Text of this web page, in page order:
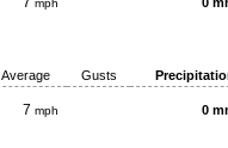
mph
Average Gusts
7 mph 0